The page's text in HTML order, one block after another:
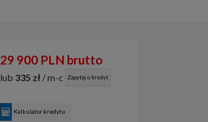
29 900 PLN brutto
lub 335 zł / m-c Zapytaj o kredyt
Kalkulator kredytu